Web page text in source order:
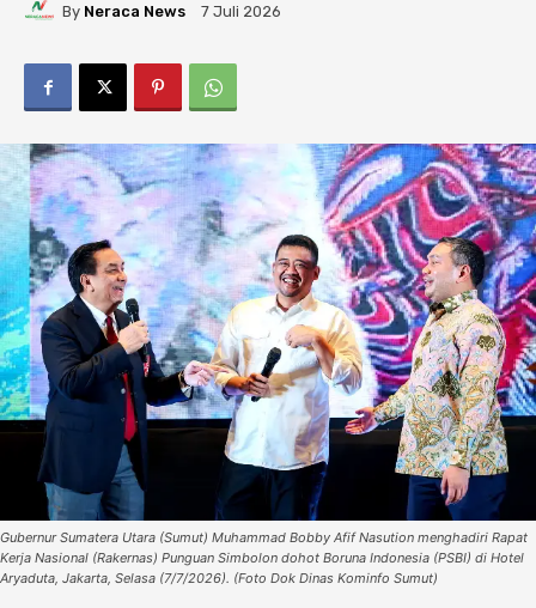
By Neraca News 7 Juli 2026
Gubernur Sumatera Utara (Sumut) Muhammad Bobby Afif Nasution menghadiri Rapat
Kerja Nasional (Rakernas) Punguan Simbolon dohot Boruna Indonesia (PSBI) di Hotel
Aryaduta, Jakarta, Selasa (7/7/2026). (Foto Dok Dinas Kominfo Sumut)